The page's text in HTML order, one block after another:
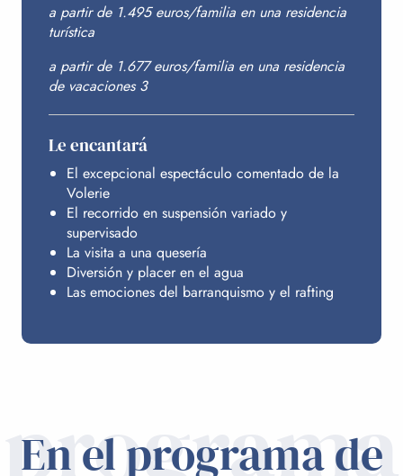
a partir de 1.495 euros/familia en una residencia
turística
a partir de 1.677 euros/familia en una residencia
de vacaciones 3
Le encantará
El excepcional espectáculo comentado de la
Volerie
El recorrido en suspensión variado y
supervisado
La visita a una quesería
Diversión y placer en el agua
Las emociones del barranquismo y el rafting
programa
En el programa de